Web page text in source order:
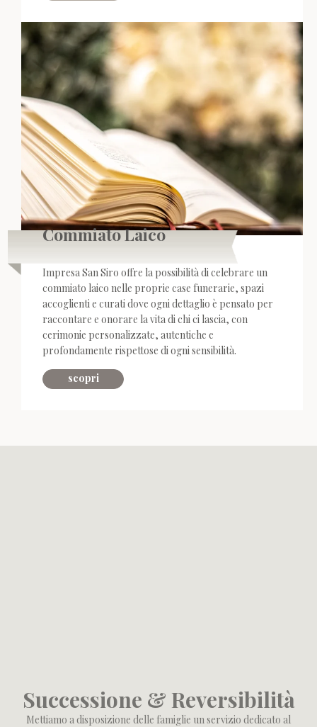
Commiato Laico
Impresa San Siro offre la possibilità di celebrare un
commiato laico nelle proprie case funerarie, spazi
accoglienti e curati dove ogni dettaglio è pensato per
raccontare e onorare la vita di chi ci lascia, con
cerimonie personalizzate, autentiche e
profondamente rispettose di ogni sensibilità.
scopri
Successione & Reversibilità
Mettiamo a disposizione delle famiglie un servizio dedicato al